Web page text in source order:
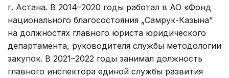
г. Астана. В 2014–2020 годы работал в АО «Фонд
национального благосостояния „Самрук-Казына“
на должностях главного юриста юридического
департамента, руководителя службы методологии
закупок. В 2021–2022 годы занимал должность
главного инспектора единой службы развития